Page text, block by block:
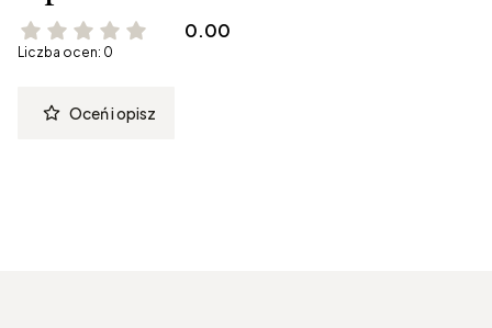
0.00
Liczba ocen: 0
Oceń i opisz